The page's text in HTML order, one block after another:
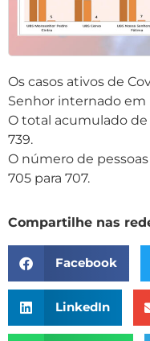
Os casos ativos de
Senhor internado em
O total acumulado de
739.
O número de
705 para 707.
Compartilhe nas
Facebook
LinkedIn